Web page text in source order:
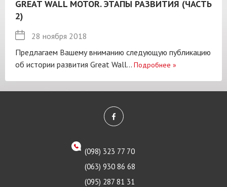
GREAT WALL MOTOR. ЭТАПЫ РАЗВИТИЯ (ЧАСТЬ
2)
28 ноября 2018
Предлагаем Вашему вниманию следующую публикацию
об истории развития Great Wall... Подробнее »
(098) 323 77 70
(063) 930 86 68
(095) 287 81 31